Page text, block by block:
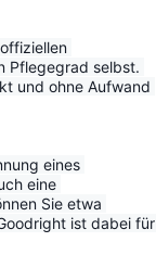
Pflegegrad selbst.
und ohne Aufwand
eines
eine
Sie etwa
ist dabei für